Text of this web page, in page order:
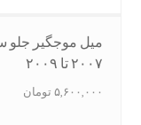
میل موجگیر جلو
۲۰۰۷ تا ۲۰۰۹
۵,۶۰۰,۰۰۰ تومان